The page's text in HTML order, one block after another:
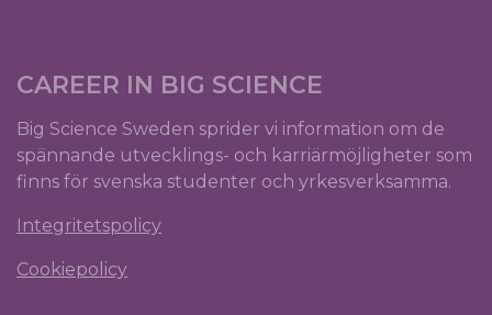
CAREER IN BIG SCIENCE
Big Science Sweden sprider vi information om de
spännande utvecklings- och karriärmöjligheter som
finns för svenska studenter och yrkesverksamma.
Integritetspolicy
Cookiepolicy